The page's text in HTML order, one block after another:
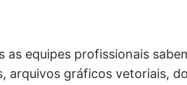
as equipes profissionais
arquivos gráficos vetoriais,